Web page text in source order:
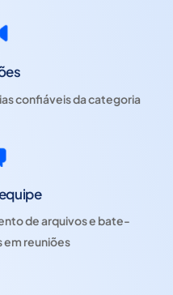
confiáveis ​​da categoria
de arquivos e bate-
em reuniões